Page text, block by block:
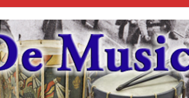
Militari - Forums